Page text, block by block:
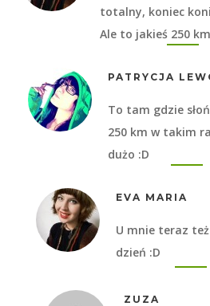
totalny, koniec
Ale to jakieś 250
PATRYCJA
To tam gdzie
250 km w takim
dużo :D
EVA MARIA
U mnie teraz
dzień :D
ZUZA